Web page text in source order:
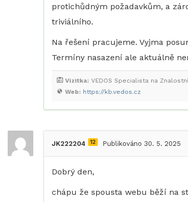
protichůdným požadavkům, a
triviálního.
Na řešení pracujeme. Vyjma
Termíny nasazení ale aktuálně
Web: https://kb.vedos.cz
Vizitka: VEDOS Specialista na
JK222204 12 Publikováno 30. 5. 2025
Dobrý den,
chápu že spousta webu běží na